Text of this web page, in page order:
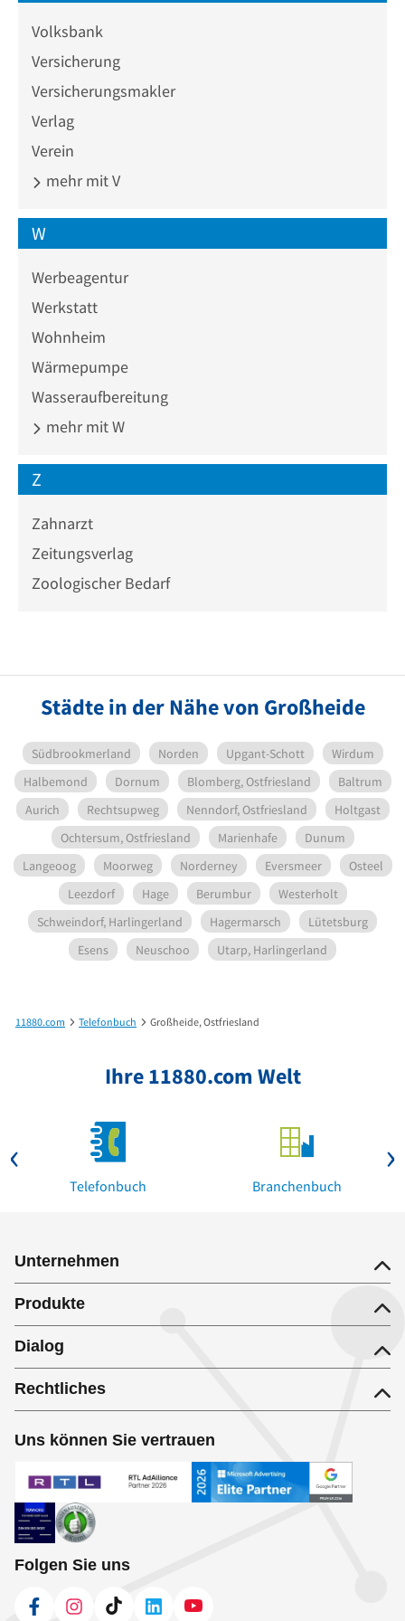
Volksbank
Versicherung
Versicherungsmakler
Verlag
Verein
mehr mit V
W
Werbeagentur
Werkstatt
Wohnheim
Wärmepumpe
Wasseraufbereitung
mehr mit W
Z
Zahnarzt
Zeitungsverlag
Zoologischer Bedarf
Städte in der Nähe von Großheide
Südbrookmerland Norden Upgant-Schott
Wirdum
Halbemond
Dornum Blomberg, Ostfriesland
Baltrum
Aurich
Rechtsupweg Nenndorf, Ostfriesland
Holtgast
Ochtersum, Ostfriesland
Marienhafe
Dunum
Langeoog
Moorweg Norderney Eversmeer
Osteel
Leezdorf
Hage Berumbur
Westerholt
Schweindorf, Harlingerland
Hagermarsch
Lütetsburg
Esens
Neuschoo Utarp, Harlingerland
11880.com Telefonbuch Großheide, Ostfriesland
Ihre 11880.com Welt
Telefonbuch Branchenbuch
Unternehmen
Produkte
Dialog
Rechtliches
Uns können Sie vertrauen
Folgen Sie uns